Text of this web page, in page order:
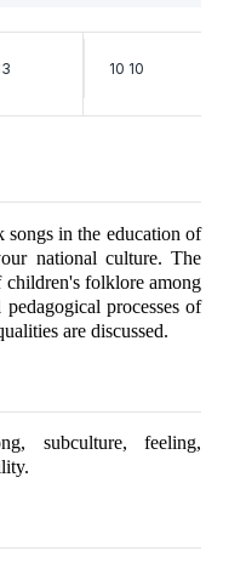
10 10
songs in the education of
national culture. The
children's folklore among
processes of
are discussed.
subculture, feeling,